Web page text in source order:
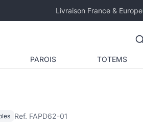
Livraison France & Europe
PAROIS TOTEMS
Ref. FAPD62-01